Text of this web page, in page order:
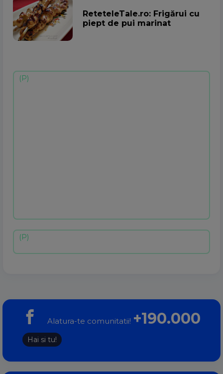
ReteteleTale.ro: Frigărui cu
piept de pui marinat
Alatura-te comunitatii! +190.000
Hai si tu!